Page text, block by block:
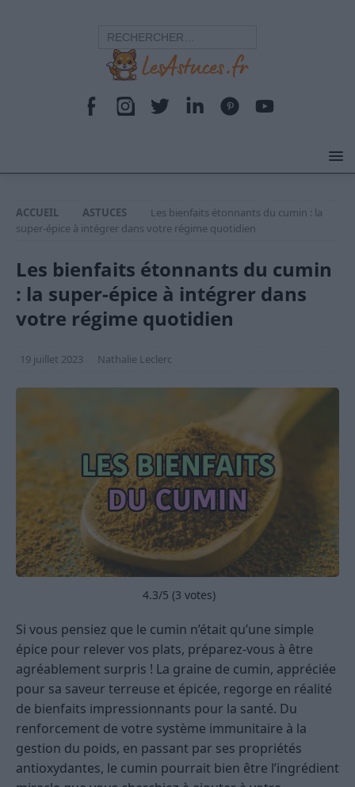
ACCUEIL ASTUCES
Les bienfaits étonnants du cumin : la
super-épice à intégrer dans votre régime quotidien
Les bienfaits étonnants du cumin
: la super-épice à intégrer dans
votre régime quotidien
19 juillet 2023 Nathalie Leclerc
4.3/5 (3 votes)
Si vous pensiez que le cumin n’était qu’une simple
épice pour relever vos plats, préparez-vous à être
agréablement surpris ! La graine de cumin, appréciée
pour sa saveur terreuse et épicée, regorge en réalité
de bienfaits impressionnants pour la santé. Du
renforcement de votre système immunitaire à la
gestion du poids, en passant par ses propriétés
antioxydantes, le cumin pourrait bien être l’ingrédient